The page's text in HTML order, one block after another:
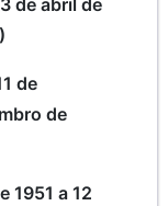
de abril de
de
de
1951 a 12